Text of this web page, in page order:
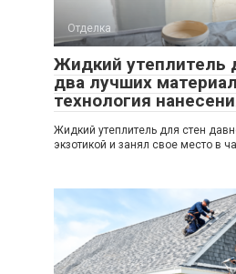
Отделка
Жидкий утеплитель
два лучших
технология
Жидкий утеплитель для стен
экзотикой и занял свое место в